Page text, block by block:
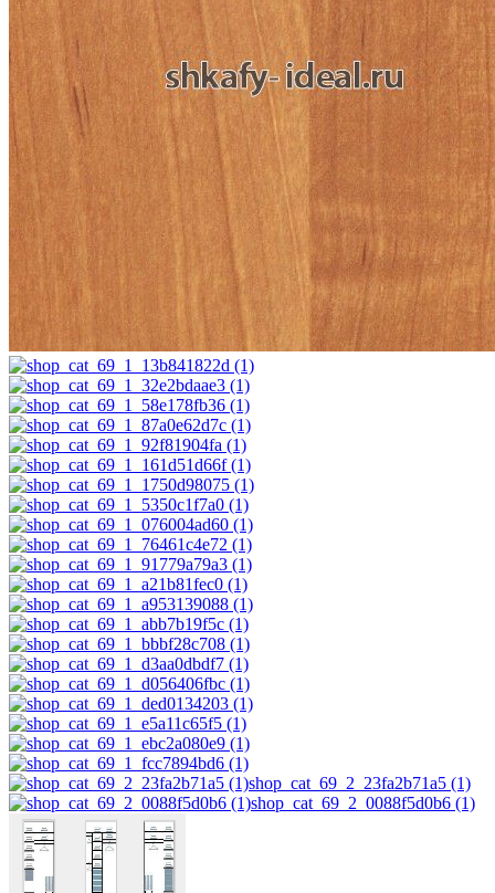
shop_cat_69_2_23fa2b71a5 (1)
shop_cat_69_2_0088f5d0b6 (1)